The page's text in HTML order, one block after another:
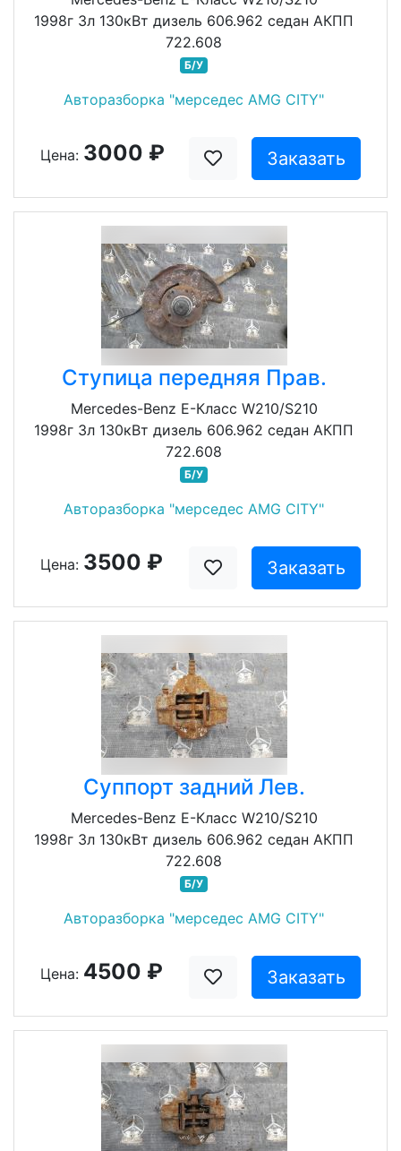
1998г 3л 130кВт дизель 606.962 седан АКПП
722.608
Б/У
Авторазборка "мерседес AMG CITY"
Цена: 3000 ₽ Заказать
Ступица передняя Прав.
Mercedes-Benz E-Класс W210/S210
1998г 3л 130кВт дизель 606.962 седан АКПП
722.608
Б/У
Авторазборка "мерседес AMG CITY"
Цена: 3500 ₽ Заказать
Суппорт задний Лев.
Mercedes-Benz E-Класс W210/S210
1998г 3л 130кВт дизель 606.962 седан АКПП
722.608
Б/У
Авторазборка "мерседес AMG CITY"
Цена: 4500 ₽ Заказать